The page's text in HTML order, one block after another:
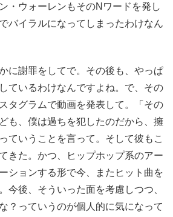
・ウォーレンもそのNワードを発し
バイラルになってしまったわけなん
に謝罪をしてで。その後も、やっぱ
ているわけなんですよね。で、その
タグラムで動画を発表して。「その
も、僕は過ちを犯したのだから、擁
ていうことを言って。そして彼もこ
きた。かつ、ヒップホップ系のアー
ションする形で今、またヒット曲を
今後、そういった面を考慮しつつ、
？っていうのが個人的に気になって